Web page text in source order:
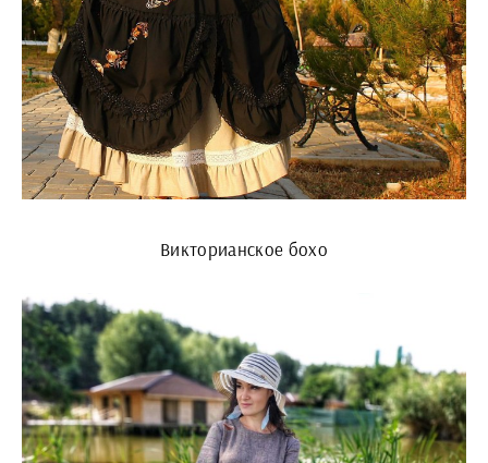
Викторианское бохо